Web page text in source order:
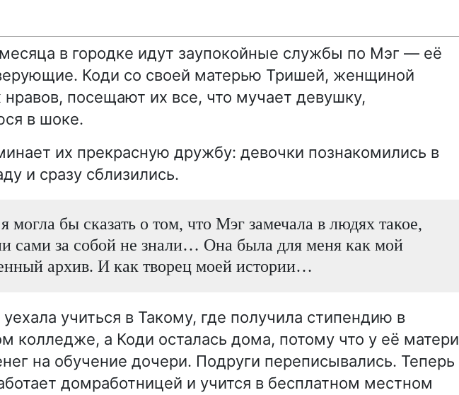
в городке идут заупокойные службы по Мэг — её
Коди со своей матерью Тришей, женщиной
посещают их все, что мучает девушку,
в шоке.
их прекрасную дружбу: девочки познакомились в
и сразу сблизились.
бы сказать о том, что Мэг замечала в людях такое,
сами за собой не знали… Она была для меня как мой
архив. И как творец моей истории…
учиться в Такому, где получила стипендию в
колледже, а Коди осталась дома, потому что у её матери
на обучение дочери. Подруги переписывались. Теперь
домработницей и учится в бесплатном местном